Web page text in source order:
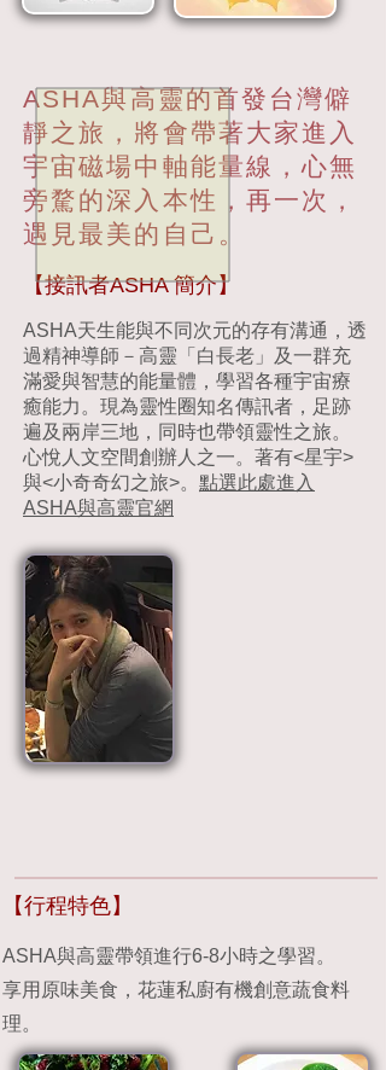
ASHA與高靈的首發台灣僻
靜之旅，將會帶著大家進入
宇宙磁場中軸能量線，心無
旁騖的深入本性，再一次，
遇見最美的自己。
【接訊者ASHA 簡介】
ASHA天生能與不同次元的存有溝通，透
過精神導師－高靈「白長老」及一群充
滿愛與智慧的能量體，學習各種宇宙療
癒能力。現為靈性圈知名傳訊者，足跡
遍及兩岸三地，同時也帶領靈性之旅。
心悅人文空間創辦人之一。著有<星宇>
與<小奇奇幻之旅>。 點選此處進入
ASHA與高靈官網
【行程特色】
ASHA與高靈帶領進行6-8小時之學習。
享用原味美食，花蓮私廚有機創意蔬食料
理。